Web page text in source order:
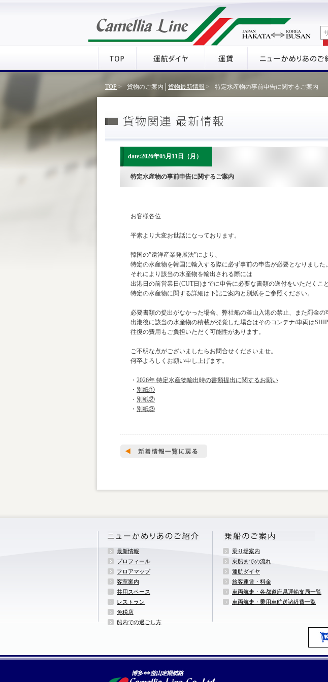
TOP> 貨物のご案内│ 貨物最新情報 > 特定水産物の事前申告に関するご案内
date:2026年05月11日（月）
特定水産物の事前申告に関するご案内
お客様各位
平素より大変お世話になっております。
韓国の”遠洋産業発展法”により、
特定の水産物を韓国に輸入する際に必ず事前の申告が必要となりました。
それにより該当の水産物を輸出される際には
出港日の前営業日(CUT日)までに申告に必要な書類の送付をいただくこ
特定の水産物に関する詳細は下記ご案内と別紙をご参照ください。
必要書類の提出がなかった場合、弊社船の釜山入港の禁止、また罰金の
出港後に該当の水産物の積載が発覚した場合はそのコンテナ/車両は
往復の費用もご負担いただく可能性があります。
ご不明な点がございましたらお問合せくださいませ。
何卒よろしくお願い申し上げます。
・ 2026年 特定水産物輸出時の書類提出に関するお願い
・ 別紙①
・ 別紙②
・ 別紙③
最新情報
プロフィール
フロアマップ
客室案内
共用スペース
レストラン
免税店
船内での過ごし方
乗り場案内
乗船までの流れ
運航ダイヤ
旅客運賃・料金
車両航走・各都道府県運輸支局一覧
車両航走・乗用車航送諸経費一覧